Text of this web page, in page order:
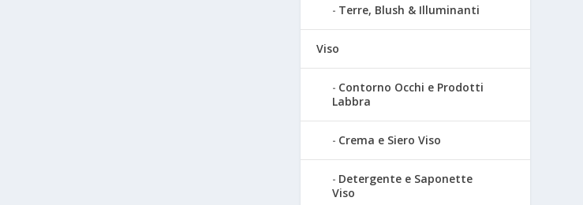
Terre, Blush & Illuminanti
Viso
Contorno Occhi e Prodotti
Labbra
Crema e Siero Viso
Detergente e Saponette
Viso